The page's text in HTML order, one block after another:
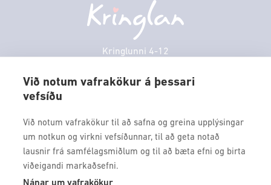
Við notum vafrakökur á þessari
vefsíðu
Við notum vafrakökur til að safna og greina upplýsingar
um notkun og virkni vefsíðunnar, til að geta notað
lausnir frá samfélagsmiðlum og til að bæta efni og birta
viðeigandi markaðsefni.
Kringlunni 4-12
kringlan@kringlan.is
Persónuverndarstefna
Borgarleikhúsið
Ævintýraland
Miðvikudagur
VERTU MEÐ
Fáðu forskot á dagskrána okkar og sértilboð með því að skrá